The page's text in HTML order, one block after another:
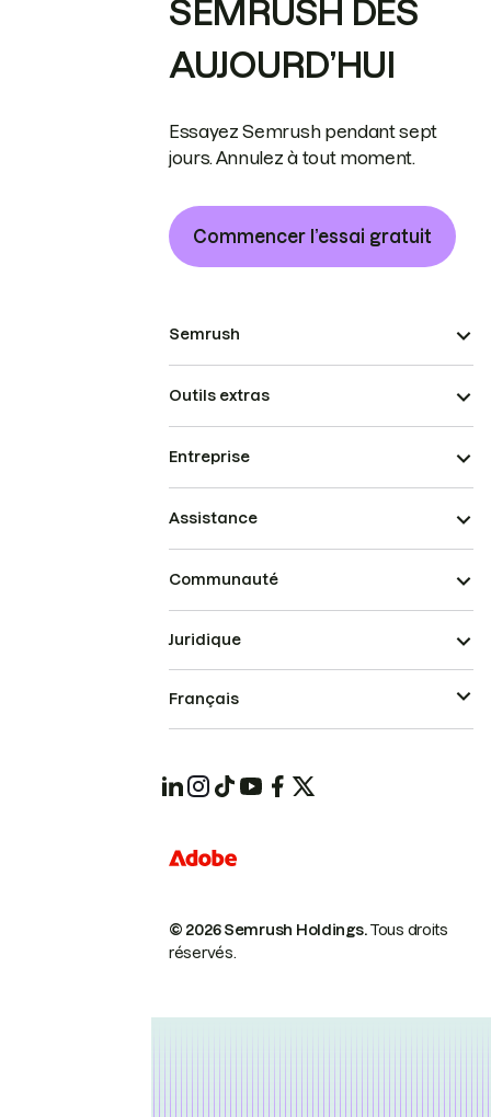
SEMRUSH DÈS
AUJOURD’HUI
Essayez Semrush pendant sept
jours. Annulez à tout moment.
Commencer l’essai gratuit
Semrush
Outils extras
Entreprise
Assistance
Communauté
© 2026 Semrush Holdings.Tous droits
réservés.
Juridique
Français